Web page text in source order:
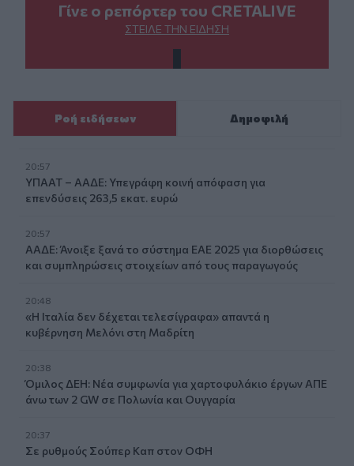
Γίνε ο ρεπόρτερ του CRETALIVE
ΣΤΕΊΛΕ ΤΗΝ ΕΊΔΗΣΗ
Ροή ειδήσεων Δημοφιλή
20:57
ΥΠΑΑΤ – ΑΑΔΕ: Υπεγράφη κοινή απόφαση για
επενδύσεις 263,5 εκατ. ευρώ
20:57
ΑΑΔΕ: Άνοιξε ξανά το σύστημα ΕΑΕ 2025 για διορθώσεις
και συμπληρώσεις στοιχείων από τους παραγωγούς
20:48
«Η Ιταλία δεν δέχεται τελεσίγραφα» απαντά η
κυβέρνηση Μελόνι στη Μαδρίτη
20:38
Όμιλος ΔΕΗ: Νέα συμφωνία για χαρτοφυλάκιο έργων ΑΠΕ
άνω των 2 GW σε Πολωνία και Ουγγαρία
20:37
Σε ρυθμούς Σούπερ Καπ στον ΟΦΗ